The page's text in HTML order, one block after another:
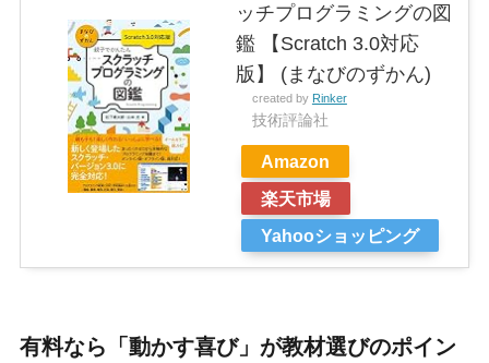
ッチプログラミングの図
鑑 【Scratch 3.0対応
版】 (まなびのずかん)
created by Rinker
技術評論社
Amazon
楽天市場
Yahooショッピング
有料なら「動かす喜び」が教材選びのポイン